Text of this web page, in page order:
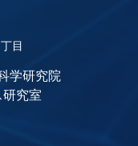
目
学研究院
研究室